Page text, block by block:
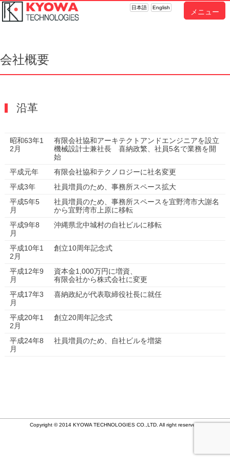
日本語 English
メニュー
会社概要
沿革
昭和63年1
2月
有限会社協和アーキテクトアンドエンジニアを設立
機械設計士兼社長 喜納政繁、社員5名で業務を開
始
平成元年
有限会社協和テクノロジーに社名変更
平成3年
社員増員のため、事務所スペース拡大
平成5年5
月
社員増員のため、事務所スペースを宜野湾市大謝名
から宜野湾市上原に移転
平成9年8
月
沖縄県北中城村の自社ビルに移転
平成10年1
2月
創立10周年記念式
平成12年9
月
資本金1,000万円に増資、
有限会社から株式会社に変更
平成17年3
月
喜納政紀が代表取締役社長に就任
平成20年1
2月
創立20周年記念式
平成24年8
月
社員増員のため、自社ビルを増築
Copyright © 2014 KYOWA TECHNOLOGIES CO.,LTD. All right reserved.